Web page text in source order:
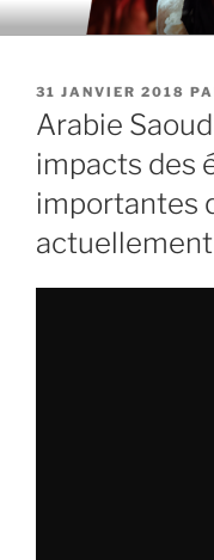
Aller
au
principal
PUBLIÉ
LE
31 JANVIER 2018
Arabie
impacts des
importantes
actuellement